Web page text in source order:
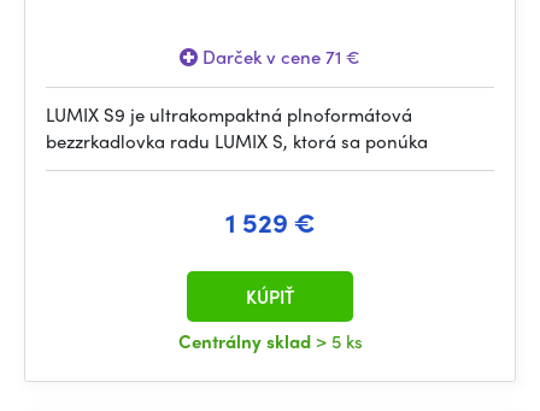
Darček v cene 71 €
LUMIX S9 je ultrakompaktná plnoformátová
bezzrkadlovka radu LUMIX S, ktorá sa ponúka
1 529 €
Centrálny sklad > 5 ks
KÚPIŤ